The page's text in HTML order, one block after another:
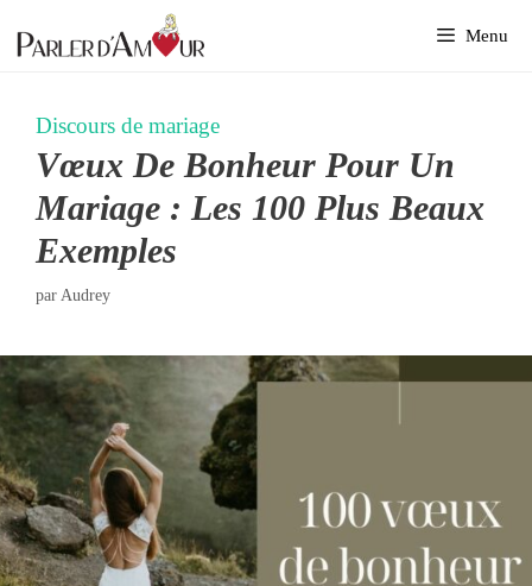
au
Menu
Discours de mariage
Vœux De Bonheur Pour Un
Mariage : Les 100 Plus Beaux
Exemples
par Audrey